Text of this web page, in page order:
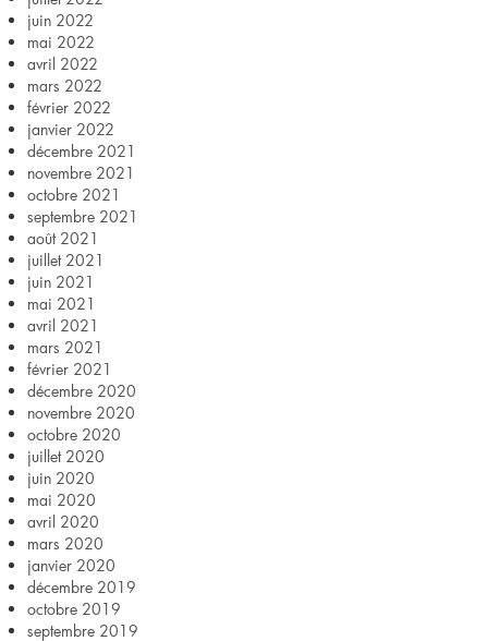
juin 2022
mai 2022
avril 2022
mars 2022
février 2022
janvier 2022
décembre 2021
novembre 2021
octobre 2021
septembre 2021
août 2021
juillet 2021
juin 2021
mai 2021
avril 2021
mars 2021
février 2021
décembre 2020
novembre 2020
octobre 2020
juillet 2020
juin 2020
mai 2020
avril 2020
mars 2020
janvier 2020
décembre 2019
octobre 2019
septembre 2019